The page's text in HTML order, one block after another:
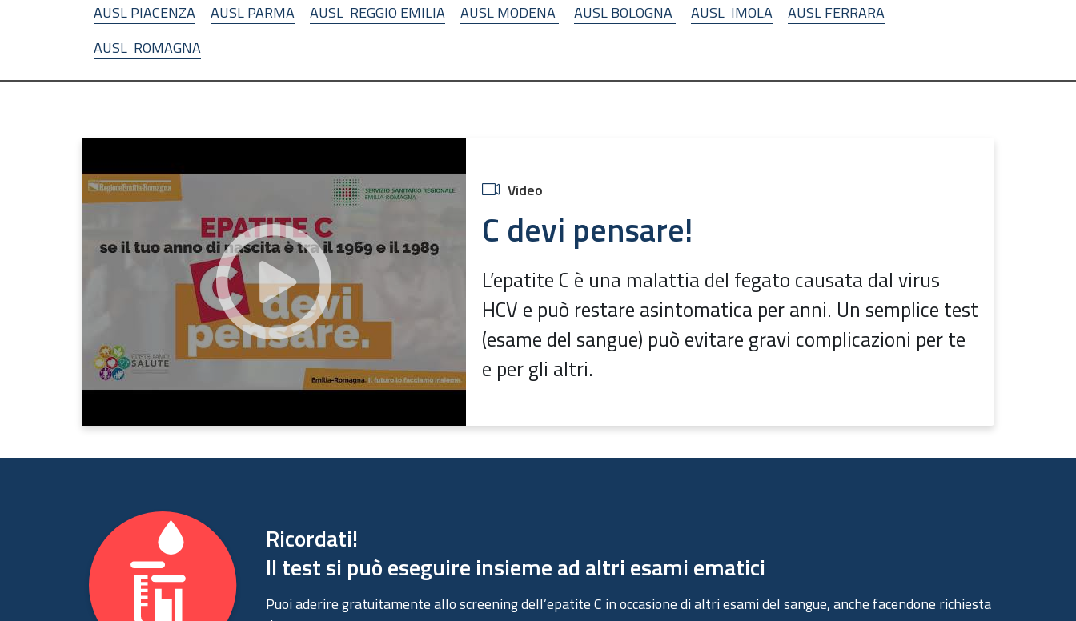
AUSL PIACENZA AUSL PARMA AUSL REGGIO EMILIA AUSL MODENA AUSL BOLOGNA AUSL IMOLA
AUSL FERRARA
AUSL ROMAGNA
Video
C devi pensare!
L’epatite C è una malattia del fegato causata dal virus
HCV e può restare asintomatica per anni. Un semplice test
(esame del sangue) può evitare gravi complicazioni per te
e per gli altri.
Ricordati!
Il test si può eseguire insieme ad altri esami ematici
Puoi aderire gratuitamente allo screening dell’epatite C in occasione di altri esami del sangue, anche facendone richiesta